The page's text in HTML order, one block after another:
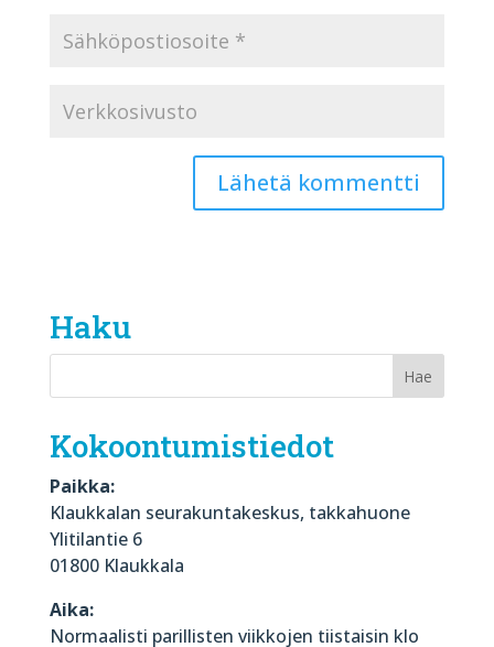
Haku
Kokoontumistiedot
Paikka:
Klaukkalan seurakuntakeskus, takkahuone
Ylitilantie 6
01800 Klaukkala
Aika:
Normaalisti parillisten viikkojen tiistaisin klo